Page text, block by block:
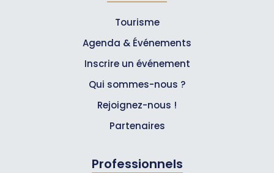
Tourisme
Agenda & Événements
Inscrire un événement
Qui sommes-nous ?
Rejoignez-nous !
Partenaires
Professionnels